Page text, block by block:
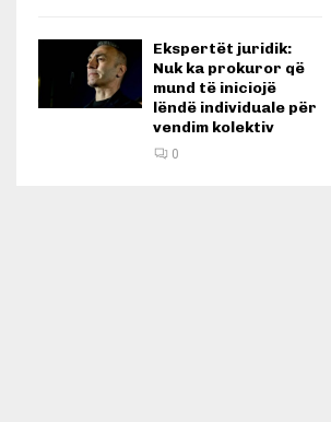
Ekspertët juridik:
Nuk ka prokuror që
mund të iniciojë
lëndë individuale për
vendim kolektiv
0